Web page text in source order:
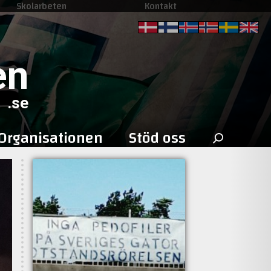
Skolarbeten Kontakt
.se
Stöd oss Sök
efter: